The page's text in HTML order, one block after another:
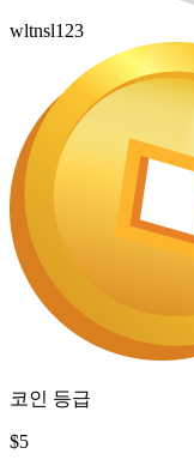
wltnsl123
코인 등급
$5